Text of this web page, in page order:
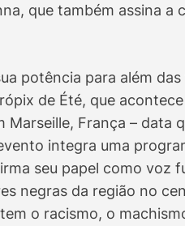
que também assina a
potência para além
de Été, que
Marseille, França – data
integra uma
seu papel como voz
negras da região no
o racismo, o